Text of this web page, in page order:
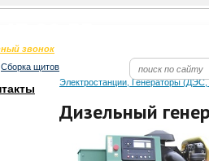
звонок
Сборка щитов
Электростанции, Генераторы
Дизельный